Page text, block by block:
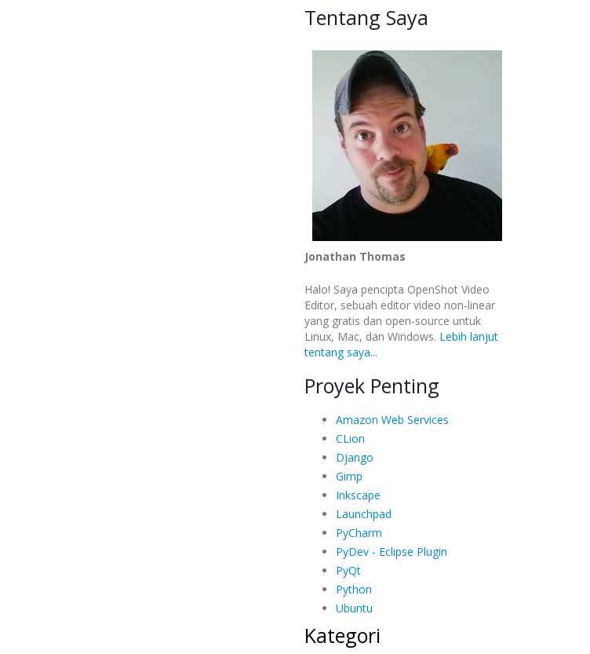
Tentang Saya
Jonathan Thomas
Halo! Saya pencipta OpenShot Video
Editor, sebuah editor video non-linear
yang gratis dan open-source untuk
Linux, Mac, dan Windows. Lebih lanjut
tentang saya...
Proyek Penting
Amazon Web Services
CLion
Django
Gimp
Inkscape
Launchpad
PyCharm
PyDev - Eclipse Plugin
PyQt
Python
Ubuntu
Kategori